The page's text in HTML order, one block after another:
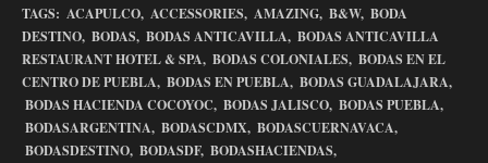
TAGS: ACAPULCO, ACCESSORIES, AMAZING, B&W, BODA
DESTINO, BODAS, BODAS ANTICAVILLA, BODAS ANTICAVILLA
RESTAURANT HOTEL & SPA, BODAS COLONIALES, BODAS EN EL
CENTRO DE PUEBLA, BODAS EN PUEBLA, BODAS GUADALAJARA,
BODAS HACIENDA COCOYOC, BODAS JALISCO, BODAS PUEBLA,
BODASARGENTINA, BODASCDMX, BODASCUERNAVACA,
BODASDESTINO, BODASDF, BODASHACIENDAS,